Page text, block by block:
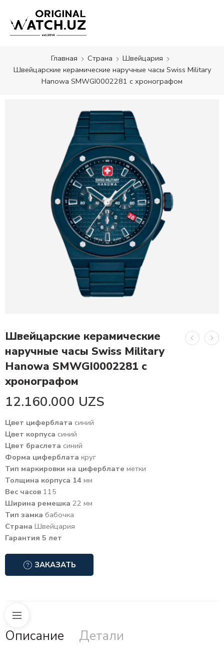
Главная Страна
Швейцария
Швейцарские керамические наручные часы Swiss Military
Hanowa SMWGI0002281 с хронографом
Швейцарские керамические
наручные часы Swiss Military
Hanowa SMWGI0002281 с
хронографом
12.160.000 UZS
Цвет циферблата синий
Цвет корпуса синий
Цвет браслета синий
Форма циферблата круг
Тип маркировки на циферблате метки
Толщина корпуса 14 мм
Вес часов 115
Ширина ремешка 22 мм
Тип замка бабочка
Страна Швейцария
Гарантия 5 лет
ЗАКАЗАТЬ
Описание Детали